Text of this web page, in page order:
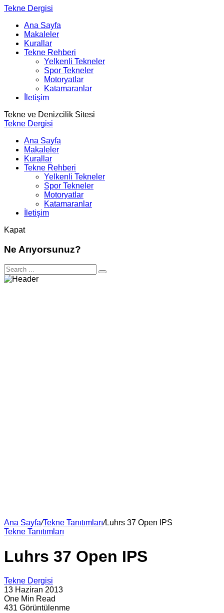
Tekne Dergisi
Ana Sayfa
Makaleler
Kurallar
Tekne Rehberi
Yelkenli Tekneler
Spor Tekneler
Motoryatlar
Katamaranlar
İletişim
Tekne ve Denizcilik Sitesi
Tekne Dergisi
Ana Sayfa
Makaleler
Kurallar
Tekne Rehberi
Yelkenli Tekneler
Spor Tekneler
Motoryatlar
Katamaranlar
İletişim
Kapat
Ne Arıyorsunuz?
Ana Sayfa/Tekne Tanıtımları/Luhrs 37 Open IPS
Tekne Tanıtımları
Luhrs 37 Open IPS
Tekne Dergisi
13 Haziran 2013
One Min Read
431 Görüntülenme